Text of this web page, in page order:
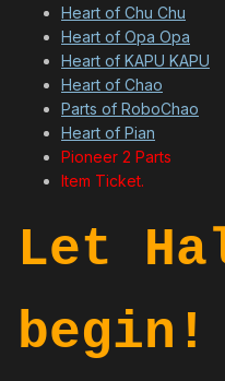
Heart of Chu Chu
Heart of Opa Opa
Heart of KAPU KAPU
Heart of Chao
Parts of RoboChao
Heart of Pian
Pioneer 2 Parts
Item Ticket.
Let
begin!